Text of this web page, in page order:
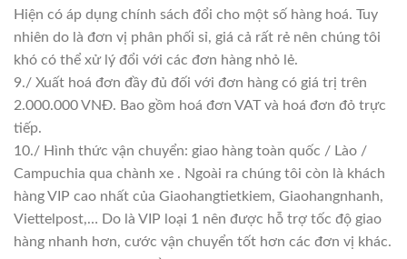
Hiện có áp dụng chính sách đổi cho một số hàng hoá. Tuy
nhiên do là đơn vị phân phối sỉ, giá cả rất rẻ nên chúng tôi
khó có thể xử lý đổi với các đơn hàng nhỏ lẻ.
9./ Xuất hoá đơn đầy đủ đối với đơn hàng có giá trị trên
2.000.000 VNĐ. Bao gồm hoá đơn VAT và hoá đơn đỏ trực
tiếp.
10./ Hình thức vận chuyển: giao hàng toàn quốc / Lào /
Campuchia qua chành xe . Ngoài ra chúng tôi còn là khách
hàng VIP cao nhất của Giaohangtietkiem, Giaohangnhanh,
Viettelpost,… Do là VIP loại 1 nên được hỗ trợ tốc độ giao
hàng nhanh hơn, cước vận chuyển tốt hơn các đơn vị khác.